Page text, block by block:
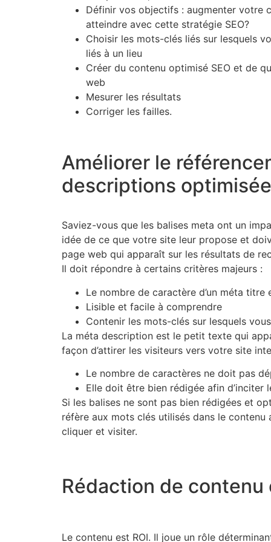
Définir vos objectifs : augmenter votre
atteindre avec cette stratégie SEO?
Choisir les mots-clés liés sur lesquels
liés à un lieu
Créer du contenu optimisé SEO et de
web
Mesurer les résultats
Corriger les failles.
Améliorer le
descriptions
Saviez-vous que les balises meta ont un
idée de ce que votre site leur propose et
page web qui apparaît sur les résultats de
Il doit répondre à certains critères majeurs :
Le nombre de caractère d’un méta
Lisible et facile à comprendre
Contenir les mots-clés sur lesquels
La méta description est le petit texte qui
façon d’attirer les visiteurs vers votre site
Le nombre de caractères ne doit pas
Elle doit être bien rédigée afin d’inciter
Si les balises ne sont pas bien rédigées et
réfère aux mots clés utilisés dans le
cliquer et visiter.
Rédaction de
Le contenu est ROI. Il joue un rôle